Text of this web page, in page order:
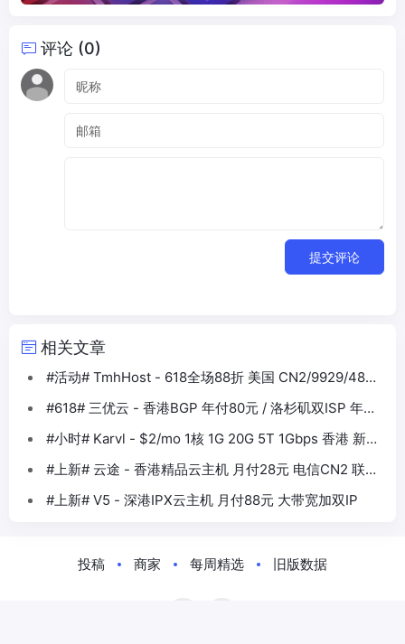
评论 (0)
提交评论
相关文章
#活动# TmhHost - 618全场88折 美国 CN2/9929/4837
#618# 三优云 - 香港BGP 年付80元 / 洛杉矶双ISP 年付
#小时# Karvl - $2/mo 1核 1G 20G 5T 1Gbps 香港 新加
#上新# 云途 - 香港精品云主机 月付28元 电信CN2 联通
#上新# V5 - 深港IPX云主机 月付88元 大带宽加双IP
投稿 商家 每周精选 旧版数据